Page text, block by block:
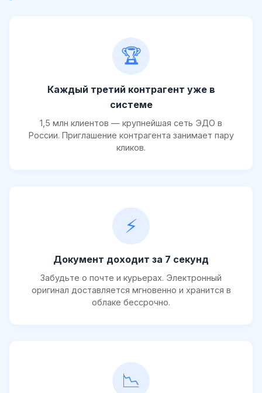
🏆
Каждый третий контрагент уже в
системе
1,5 млн клиентов — крупнейшая сеть ЭДО в
России. Приглашение контрагента занимает пару
кликов.
⚡
Документ доходит за 7 секунд
Забудьте о почте и курьерах. Электронный
оригинал доставляется мгновенно и хранится в
облаке бессрочно.
📉